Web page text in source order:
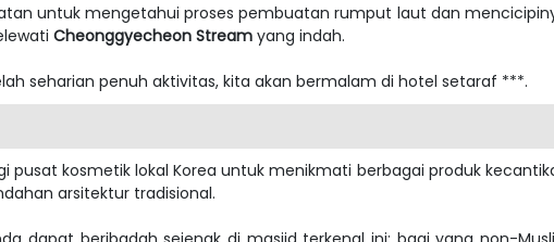
untuk mengetahui proses pembuatan rumput laut dan
Cheonggyecheon Stream yang indah.
seharian penuh aktivitas, kita akan bermalam di hotel setaraf ***.
kosmetik lokal Korea untuk menikmati berbagai produk
arsitektur tradisional.